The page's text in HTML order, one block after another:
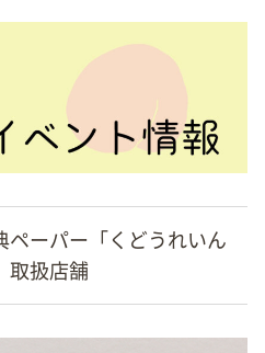
ペーパー「くどうれいん
取扱店舗